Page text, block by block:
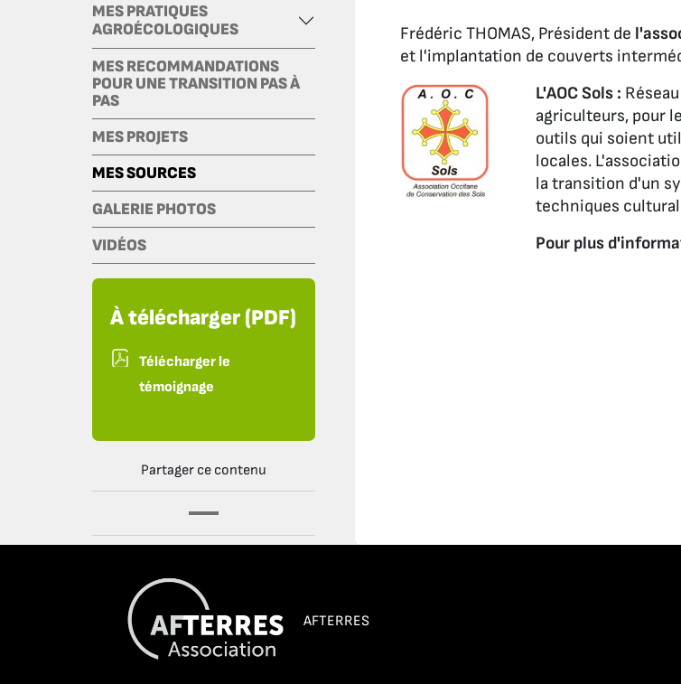
MES PRATIQUES
AGROÉCOLOGIQUES
MES RECOMMANDATIONS
POUR UNE TRANSITION PAS À
PAS
MES PROJETS
MES SOURCES
GALERIE PHOTOS
VIDÉOS
À télécharger (PDF)
Télécharger le
témoignage
Partager ce contenu
Frédéric THOMAS, Président de
et l'implantation de couverts
L'AOC Sols :
agriculteurs, pour
outils qui soient
locales.
la transition d'un
techniques
Pour plus
AFTERRES